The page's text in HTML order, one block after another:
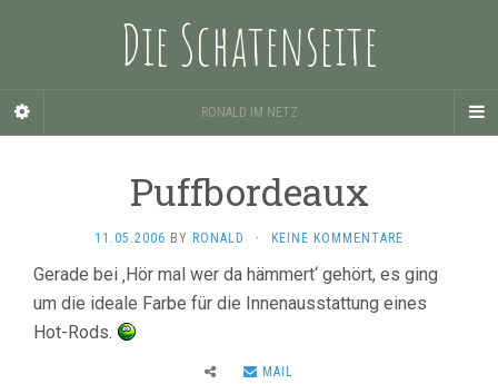
Die Schatenseite
RONALD IM NETZ
Puffbordeaux
11.05.2006 BY RONALD · KEINE KOMMENTARE
Gerade bei ‚Hör mal wer da hämmert‘ gehört, es ging
um die ideale Farbe für die Innenausstattung eines
Hot-Rods.
MAIL